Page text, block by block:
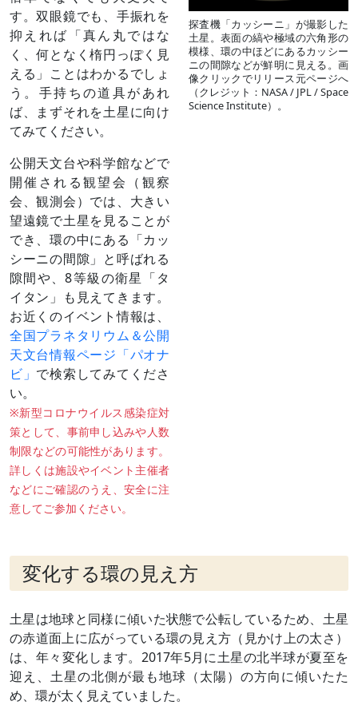
す。双眼鏡でも、手振れを
抑えれば「真ん丸ではな
く、何となく楕円っぽく見
える」ことはわかるでしょ
う。手持ちの道具があれ
ば、まずそれを土星に向け
てみてください。
公開天文台や科学館などで
開催される観望会（観察
会、観測会）では、大きい
望遠鏡で土星を見ることが
でき、環の中にある「カッ
シーニの間隙」と呼ばれる
隙間や、8等級の衛星「タ
イタン」も見えてきます。
お近くのイベント情報は、
全国プラネタリウム＆公開
天文台情報ページ「パオナ
ビ」 で検索してみてくださ
い。
※新型コロナウイルス感染症対
策として、事前申し込みや人数
制限などの可能性があります。
詳しくは施設やイベント主催者
などにご確認のうえ、安全に注
意してご参加ください。
探査機「カッシーニ」が撮影した
土星。表面の縞や極域の六角形の
模様、環の中ほどにあるカッシー
ニの間隙などが鮮明に見える。画
像クリックでリリース元ページへ
（クレジット：NASA / JPL / Space
Science Institute）。
変化する環の見え方
土星は地球と同様に傾いた状態で公転しているため、土星
の赤道面上に広がっている環の見え方（見かけ上の太さ）
は、年々変化します。2017年5月に土星の北半球が夏至を
迎え、土星の北側が最も地球（太陽）の方向に傾いたた
め、環が太く見えていました。